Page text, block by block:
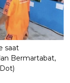
saat
Bermartabat,